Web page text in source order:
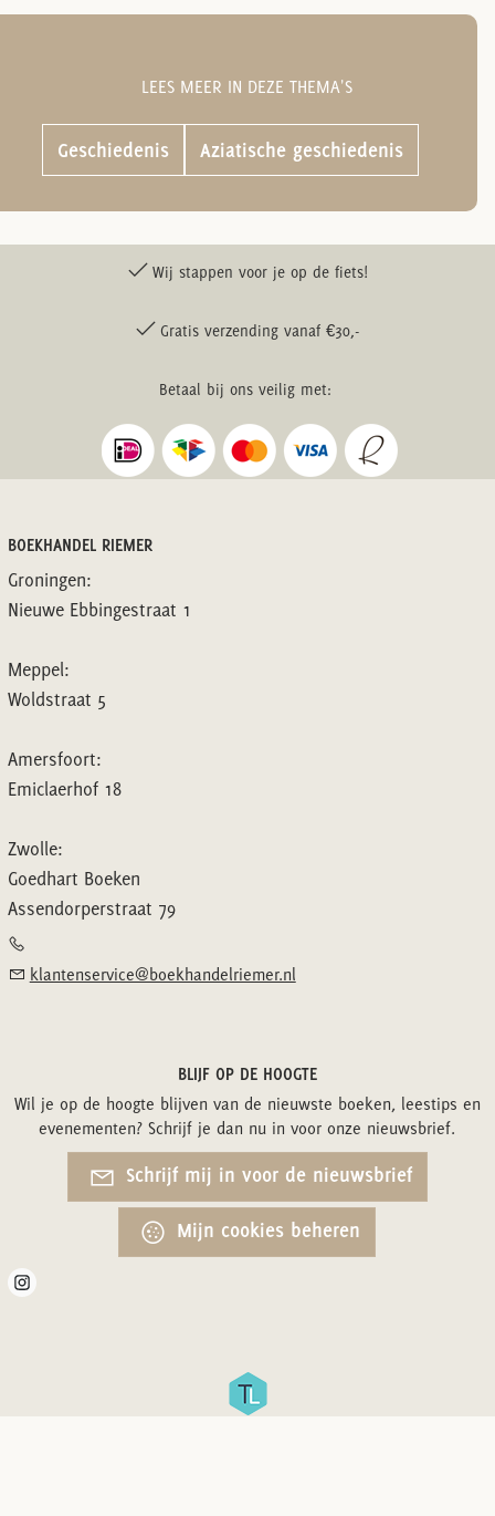
Geschiedenis Aziatische geschiedenis
LEES MEER IN DEZE THEMA'S
Wij stappen voor je op de fiets!
Gratis verzending vanaf €30,-
Betaal bij ons veilig met:
BOEKHANDEL RIEMER
Groningen:
Nieuwe Ebbingestraat 1
Meppel:
Woldstraat 5
Amersfoort:
Emiclaerhof 18
Zwolle:
Goedhart Boeken
Assendorperstraat 79
klantenservice@boekhandelriemer.nl
BLIJF OP DE HOOGTE
Wil je op de hoogte blijven van de nieuwste boeken, leestips en
evenementen? Schrijf je dan nu in voor onze nieuwsbrief.
Schrijf mij in voor de nieuwsbrief
Mijn cookies beheren